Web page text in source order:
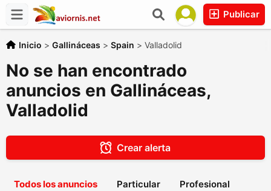
Publicar
Inicio > Gallináceas > Spain > Valladolid
No se han encontrado
anuncios en Gallináceas,
Valladolid
Crear alerta
Todos los anuncios Particular Profesional